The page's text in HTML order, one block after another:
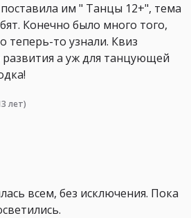
им " Танцы 12+", тема
Конечно было много того,
теперь-то узнали. Квиз
а уж для танцующей
лет)
всем, без исключения. Пока